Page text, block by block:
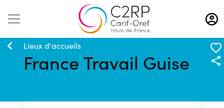
Aller
au
contenu
Lieux d'accueils
France Travail Guise